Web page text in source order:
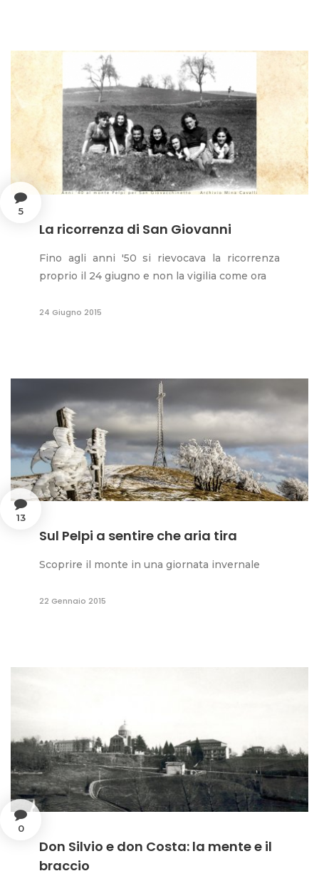
5
La ricorrenza di San Giovanni
Fino agli anni '50 si rievocava la ricorrenza
proprio il 24 giugno e non la vigilia come ora
24 Giugno 2015
13
Sul Pelpi a sentire che aria tira
Scoprire il monte in una giornata invernale
22 Gennaio 2015
0
Don Silvio e don Costa: la mente e il
braccio